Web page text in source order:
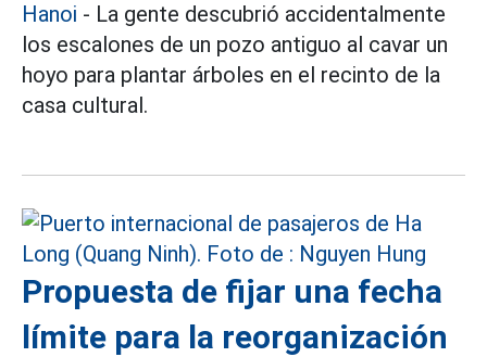
Hanoi - La gente descubrió accidentalmente
los escalones de un pozo antiguo al cavar un
hoyo para plantar árboles en el recinto de la
casa cultural.
Propuesta de fijar una fecha
límite para la reorganización